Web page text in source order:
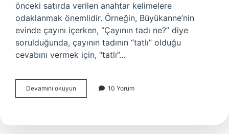
önceki satırda verilen anahtar kelimelere
odaklanmak önemlidir. Örneğin, Büyükanne’nin
evinde çayını içerken, “Çayının tadı ne?” diye
sorulduğunda, çayının tadının “tatlı” olduğu
cevabını vermek için, “tatlı”…
Devamını okuyun Bulmacada
dönence
10 Yorum